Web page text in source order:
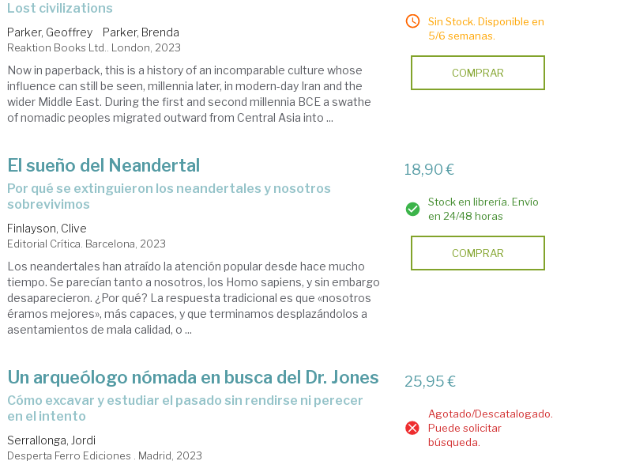
lost civilizations
Parker, Geoffrey Parker, Brenda
Reaktion Books Ltd.. London, 2023
Now in paperback, this is a history of an incomparable culture whose
influence can still be seen, millennia later, in modern-day Iran and the
wider Middle East. During the first and second millennia BCE a swathe
of nomadic peoples migrated outward from Central Asia into ...
Sin Stock. Disponible en
5/6 semanas.
COMPRAR
El sueño del Neandertal
por qué se extinguieron los neandertales y nosotros
sobrevivimos
Finlayson, Clive
Editorial Crítica. Barcelona, 2023
Los neandertales han atraído la atención popular desde hace mucho
tiempo. Se parecían tanto a nosotros, los Homo sapiens, y sin embargo
desaparecieron. ¿Por qué? La respuesta tradicional es que «nosotros
éramos mejores», más capaces, y que terminamos desplazándolos a
asentamientos de mala calidad, o ...
18,90 €
Stock en librería. Envío
en 24/48 horas
COMPRAR
Un arqueólogo nómada en busca del Dr. Jones
cómo excavar y estudiar el pasado sin rendirse ni perecer
en el intento
Serrallonga, Jordi
Desperta Ferro Ediciones . Madrid, 2023
25,95 €
Agotado/Descatalogado.
Puede solicitar
búsqueda.